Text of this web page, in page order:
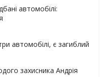
автомобілі:
автомобілі, є загиблий
захисника Андрія